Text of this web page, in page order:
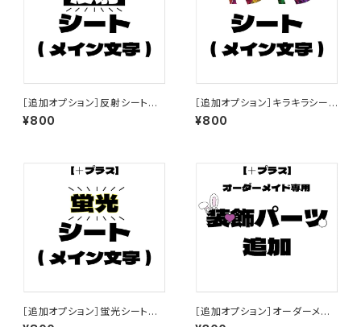
［追加オプション］反射シートに
変更【プリントうちわ文字】
¥800
［追加オプション］キラキラシート
に変更【プリントうちわ文字】
¥800
［追加オプション］蛍光シートに
変更【プリントうちわ文字】
［追加オプション］オーダーメイ
ド用・装飾パーツ追加【プリント